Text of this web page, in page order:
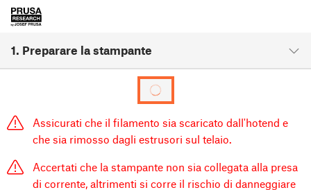
1. Preparare la stampante
Assicurati che il filamento sia scaricato dall'hotend e
che sia rimosso dagli estrusori sul telaio.
Accertati che la stampante non sia collegata alla presa
di corrente, altrimenti si corre il rischio di danneggiare